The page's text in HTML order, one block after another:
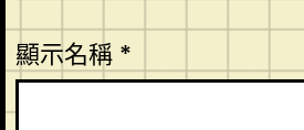
顯示名稱 *